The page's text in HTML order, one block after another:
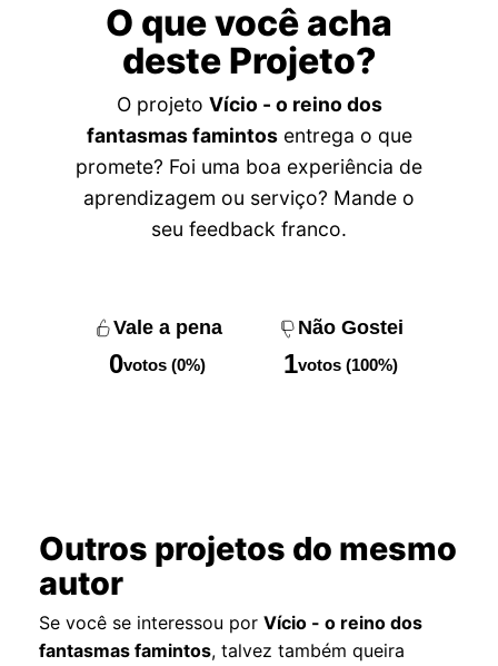
O que você acha
deste Projeto?
O projeto Vício - o reino dos
fantasmas famintosentrega o que
promete? Foi uma boa experiência de
aprendizagem ou serviço? Mande o
seu feedback franco.
Vale a pena
0votos (0%)
Não Gostei
1votos (100%)
Outros projetos do mesmo
autor
Se você se interessou porVício - o reino dos
fantasmas famintos, talvez também queira